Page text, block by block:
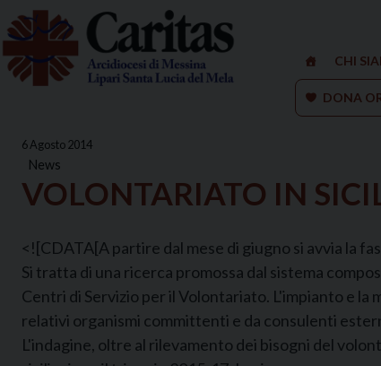
Skip
to
content
CHI
DONA
6 Agosto 2014
News
VOLONTARIATO IN
<![CDATA[A partire dal mese di giugno si avvia la
Si tratta di una ricerca promossa dal sistema
Centri di Servizio per il Volontariato. L'impianto e
relativi organismi committenti e da consulenti
L'indagine, oltre al rilevamento dei bisogni del